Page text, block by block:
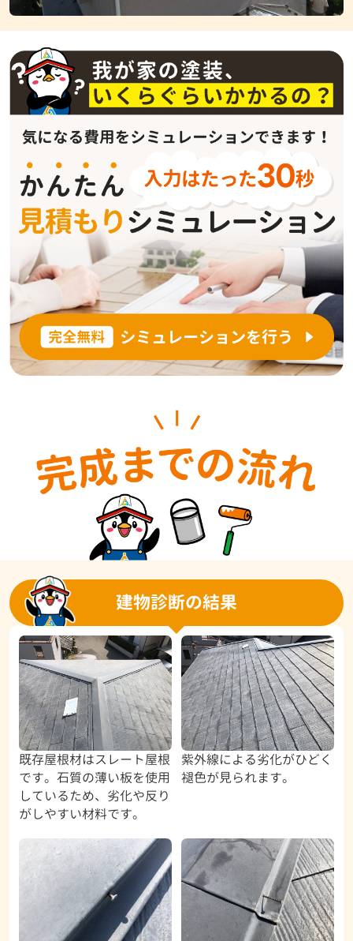
建物診断の結果
既存屋根材はスレート屋根
です。石質の薄い板を使用
しているため、劣化や反り
がしやすい材料です。
紫外線による劣化がひどく
褪色が見られます。